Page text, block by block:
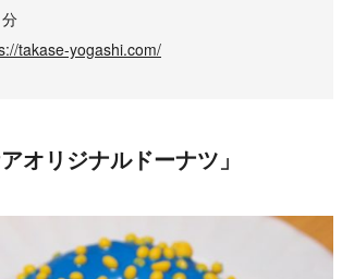
分
takase-yogashi.com/
オリジナルドーナツ」